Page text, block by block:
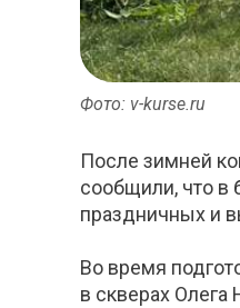
Фото: v-kurse.ru
После зимней
сообщили, что в
праздничных и
Во время
в скверах